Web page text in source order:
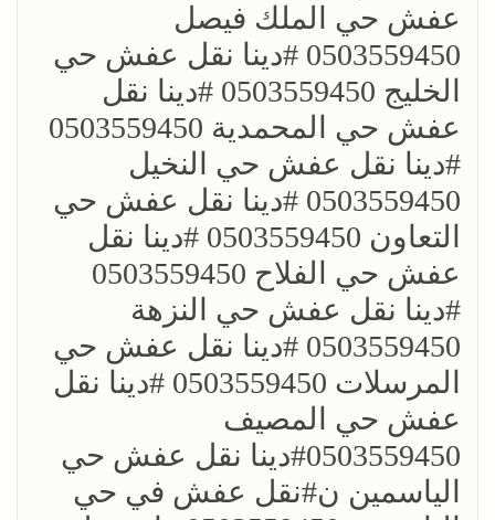
عفش حي الملك فيصل
0503559450 ؜#دينا نقل عفش حي
الخليج 0503559450 ؜#دينا نقل
عفش حي المحمدية 0503559450
؜#دينا نقل عفش حي النخيل
0503559450 ؜#دينا نقل عفش حي
التعاون 0503559450 ؜#دينا نقل
عفش حي الفلاح 0503559450
؜؜#دينا نقل عفش حي النزهة
0503559450 ؜#دينا نقل عفش حي
المرسلات 0503559450 ؜#دينا نقل
عفش حي المصيف
0503559450؜#دينا نقل عفش حي
الياسمين ن؜#نقل عفش في حي